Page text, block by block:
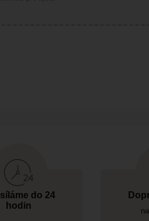
do 24
hodin